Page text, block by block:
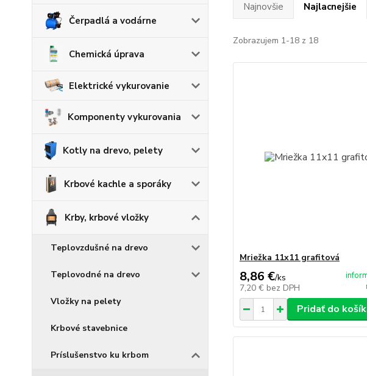
Čerpadlá a vodárne
Chemická úprava
Elektrické vykurovanie
Komponenty vykurovania
Kotly na drevo, pelety
Krbové kachle a sporáky
Krby, krbové vložky
Teplovzdušné na drevo
Teplovodné na drevo
Vložky na pelety
Krbové stavebnice
Príslušenstvo ku krbom
Najnovšie Najlacnejšie
Zobrazujem 1-18 z 18
Mriežka 11x11 grafitová
8,86 €/ks
7,20 € bez DPH
Pridať do